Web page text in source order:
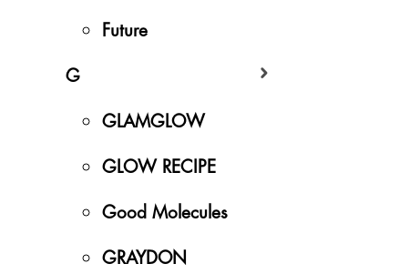
Future
G
GLAMGLOW
GLOW RECIPE
Good Molecules
GRAYDON